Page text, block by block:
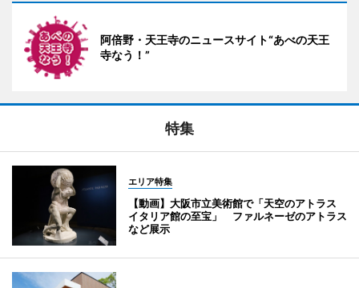
阿倍野・天王寺のニュースサイト“あべの天王
寺なう！”
特集
エリア特集
【動画】大阪市立美術館で「天空のアトラス
イタリア館の至宝」 ファルネーゼのアトラス
など展示